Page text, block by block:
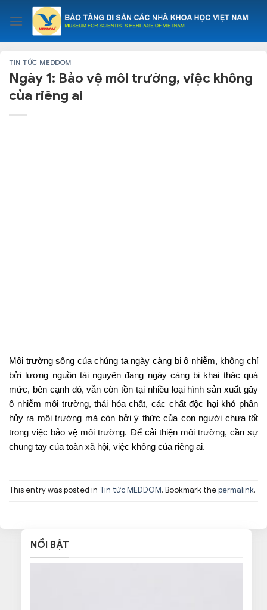
content
TIN TỨC MEDDOM
Ngày 1: Bảo vệ môi trường, việc không
của riêng ai
Môi trường sống của chúng ta ngày càng bị ô nhiễm, không chỉ
bởi lượng nguồn tài nguyên đang ngày càng bị khai thác quá
mức, bên cạnh đó, vẫn còn tồn tại nhiều loại hình sản xuất gây
ô nhiễm môi trường, thải hóa chất, các chất độc hại khó phân
hủy ra môi trường mà còn bởi ý thức của con người chưa tốt
trong việc bảo vệ môi trường. Để cải thiện môi trường, cần sự
chung tay của toàn xã hội, việc không của riêng ai.
This entry was posted in Tin tức MEDDOM. Bookmark thepermalink.
NỔI BẬT